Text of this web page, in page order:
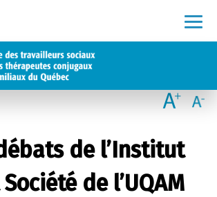
de l’Institut
de l’UQAM